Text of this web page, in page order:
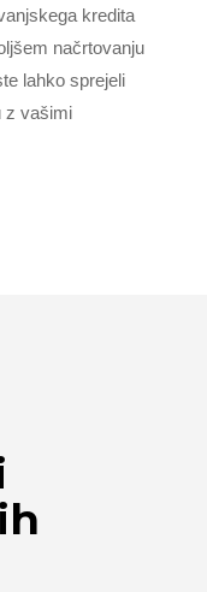
kredita
načrtovanju
lahko sprejeli
z vašimi